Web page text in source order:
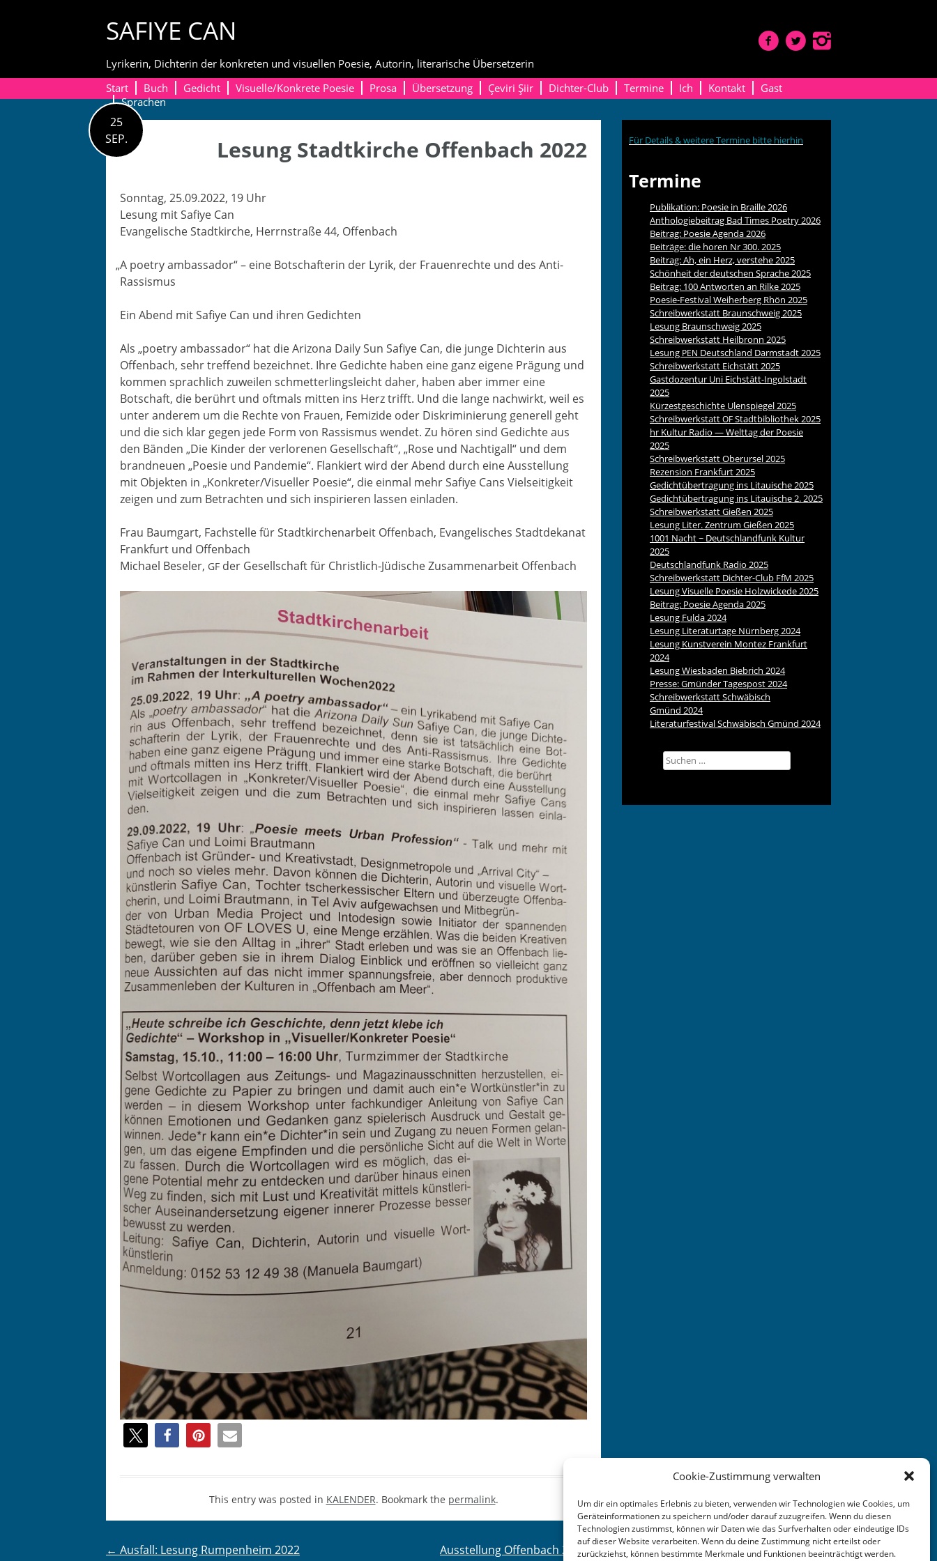
Cookie-Zustimmung verwalten
Um dir ein optimales Erlebnis zu bieten, verwenden wir Technologien wie Cookies, um
Geräteinformationen zu speichern und/oder darauf zuzugreifen. Wenn du diesen
Technologien zustimmst, können wir Daten wie das Surfverhalten oder eindeutige IDs
auf dieser Website verarbeiten. Wenn du deine Zustimmung nicht erteilst oder
zurückziehst, können bestimmte Merkmale und Funktionen beeinträchtigt werden.
SAFIYE CAN
Lyrikerin, Dichterin der konkreten und visuellen Poesie, Autorin, literarische Übersetzerin
Start
Buch Gedicht Visuelle/Konkrete Poesie Prosa Übersetzung Çeviri Şiir Dichter-Club Termine Ich Kontakt
Gast
Sprachen
25
SEP.
Lesung Stadtkirche Offenbach 2022
Son­ntag, 25.09.2022, 19 Uhr
Lesung mit Safiye Can
Evan­ge­lis­che Stadtkirche, Her­rn­straße 44, Offenbach
„A poet­ry ambas­sador“ – eine Botschaf­terin der Lyrik, der Frauen­rechte und des Anti-
Rassismus
Ein Abend mit Safiye Can und ihren Gedichten
Als „poet­ry ambas­sador“ hat die Ari­zona Dai­ly Sun Safiye Can, die junge Dich­terin aus
Offen­bach, sehr tre­f­fend beze­ich­net. Ihre Gedichte haben eine ganz eigene Prä­gung und
kom­men sprach­lich zuweilen schmetter­lingsle­icht daher, haben aber immer eine
Botschaft, die berührt und oft­mals mit­ten ins Herz trifft. Und die lange nach­wirkt, weil es
unter anderem um die Rechte von Frauen, Fem­izide oder Diskri­m­inierung generell geht
und die sich klar gegen jede Form von Ras­sis­mus wen­det. Zu hören sind Gedichte aus
den Bän­den „Die Kinder der ver­lore­nen Gesellschaft“, „Rose und Nachti­gall“ und dem
brand­neuen „Poe­sie und Pan­demie“. Flankiert wird der Abend durch eine Ausstel­lung
mit Objek­ten in „Konkreter/Visueller Poe­sie“, die ein­mal mehr Safiye Cans Viel­seit­igkeit
zeigen und zum Betra­cht­en und sich inspiri­eren lassen einladen.
Frau Baum­gart, Fach­stelle für Stadtkirchenar­beit Offen­bach, Evan­ge­lis­ches Stadt­dekanat
Frank­furt und Offenbach
Michael Besel­er, GF der Gesellschaft für Christlich-Jüdis­che Zusam­me­nar­beit Offenbach
This entry was posted in KALENDER. Bookmark the permalink.
← Ausfall: Lesung Rumpenheim 2022 Ausstellung Offenbach 2022→
Für Details & weitere Termine bitte hierhin
Termine
Publikation: Poesie in Braille 2026
Anthologiebeitrag Bad Times Poetry 2026
Beitrag: Poesie Agenda 2026
Beiträge: die horen Nr 300. 2025
Beitrag: Ah, ein Herz, verstehe 2025
Schönheit der deutschen Sprache 2025
Beitrag: 100 Antworten an Rilke 2025
Poesie-Festival Weiherberg Rhön 2025
Schreibwerkstatt Braunschweig 2025
Lesung Braunschweig 2025
Schreibwerkstatt Heilbronn 2025
Lesung PEN Deutschland Darmstadt 2025
Schreibwerkstatt Eichstätt 2025
Gastdozentur Uni Eichstätt-Ingolstadt
2025
Kürzestgeschichte Ulenspiegel 2025
SchreibwerkstattOFStadtbibliothek 2025
hr Kultur Radio — Welttag der Poesie
2025
Schreibwerkstatt Oberursel 2025
Rezension Frankfurt 2025
Gedichtübertragung ins Litauische 2025
Gedichtübertragung ins Litauische 2. 2025
Schreibwerkstatt Gießen 2025
Lesung Liter. Zentrum Gießen 2025
1001 Nacht ~ Deutschlandfunk Kultur
2025
Deutschlandfunk Radio 2025
Schreibwerkstatt Dichter-Club FfM 2025
Lesung Visuelle Poesie Holzwickede 2025
Beitrag: Poesie Agenda 2025
Lesung Fulda 2024
Lesung Literaturtage Nürnberg 2024
Lesung Kunstverein Montez Frankfurt
2024
Lesung Wiesbaden Biebrich 2024
Presse: Gmünder Tagespost 2024
Schreibwerkstatt Schwäbisch
Gmünd 2024
Literaturfestival Schwäbisch Gmünd 2024
Suchen
nach: